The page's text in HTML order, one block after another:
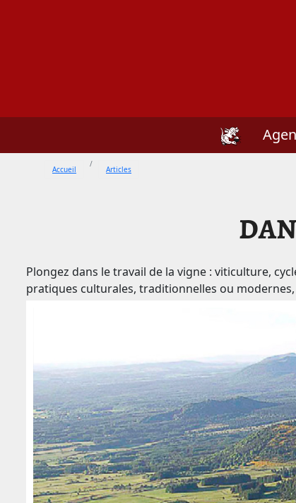
Accueil Articles
Plongez dans le travail de la vigne : viticulture,
pratiques culturales, traditionnelles ou